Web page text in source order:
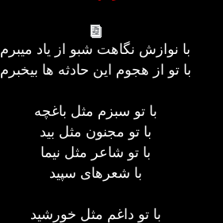
با نوازش نگاهت شبو از یاد میبرم
با تو از هجوم این حادثه ها بیخبرم
با تو سبزم مثل باغچه
با تو مجنون مثل بید
با تو شاعر مثل نیما
با شعرهای سپید
با تو داغم مثل خورشید